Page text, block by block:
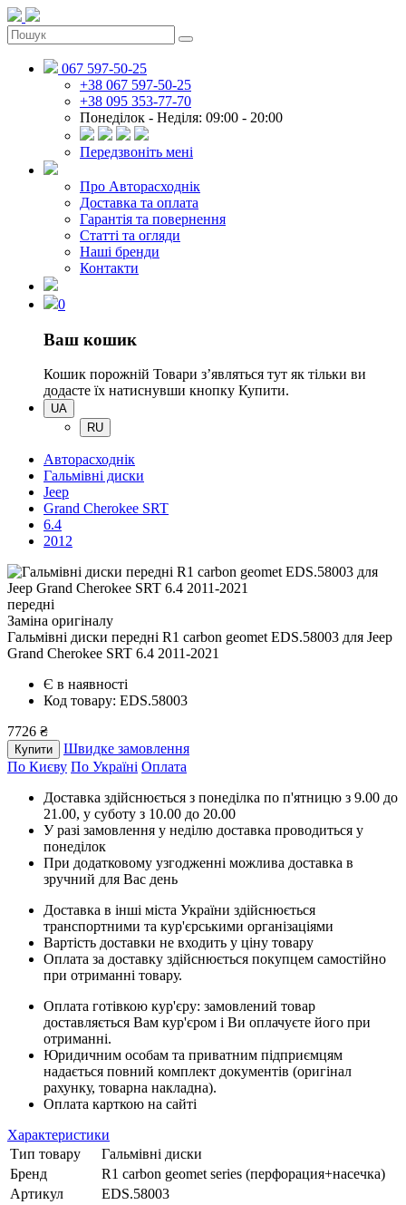
067 597-50-25
+38 067 597-50-25
+38 095 353-77-70
Понеділок - Неділя: 09:00 - 20:00
Передзвоніть мені
Про Авторасходнік
Доставка та оплата
Гарантія та повернення
Статті та огляди
Наші бренди
Контакти
0
Ваш кошик
Кошик порожній Товари зʼявляться тут як тільки ви
додасте їх натиснувши кнопку Купити.
UA
RU
Авторасходнік
Гальмівні диски
Jeep
Grand Cherokee SRT
6.4
2012
передні
Заміна оригіналу
Гальмівні диски передні R1 carbon geomet EDS.58003 для Jeep
Grand Cherokee SRT 6.4 2011-2021
Є в наявності
Код товару: EDS.58003
7726 ₴
Купити
Швидке замовлення
По Києву По Україні Оплата
Доставка здійснюється з понеділка по п'ятницю з 9.00 до
21.00, у суботу з 10.00 до 20.00
У разі замовлення у неділю доставка проводиться у
понеділок
При додатковому узгодженні можлива доставка в
зручний для Вас день
Доставка в інші міста України здійснюється
транспортними та кур'єрськими організаціями
Вартість доставки не входить у ціну товару
Оплата за доставку здійснюється покупцем самостійно
при отриманні товару.
Оплата готівкою кур'єру: замовлений товар
доставляється Вам кур'єром і Ви оплачуєте його при
отриманні.
Юридичним особам та приватним підприємцям
надається повний комплект документів (оригінал
рахунку, товарна накладна).
Оплата карткою на сайті
Характеристики
Тип товару
Гальмівні диски
Бренд
R1 carbon geomet series (перфорация+насечка)
Артикул
EDS.58003